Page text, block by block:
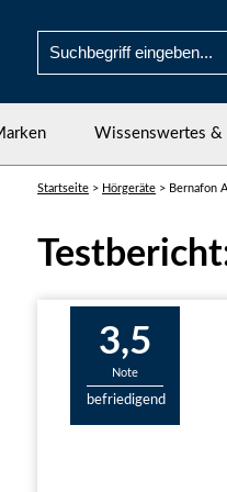
Wissenswertes &
Startseite > Hörgeräte > Bernafon
3,5
Note
befriedigend